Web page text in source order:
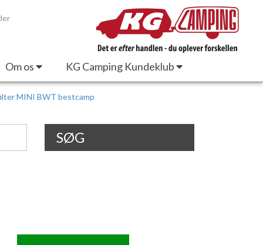
Om os KG Camping Kundeklub
MINI BWT bestcamp
SØG